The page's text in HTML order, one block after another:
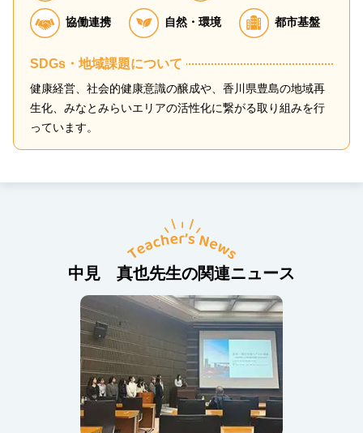
協働連携 自然・環境 都市基盤
SDGs・地域課題について
健康経営、社会的健康意識の醸成や、香川県豊島の地域再
生化、みなとみらいエリアの活性化に繋がる取り組みを行
っています。
中見 真也先生の関連ニュース